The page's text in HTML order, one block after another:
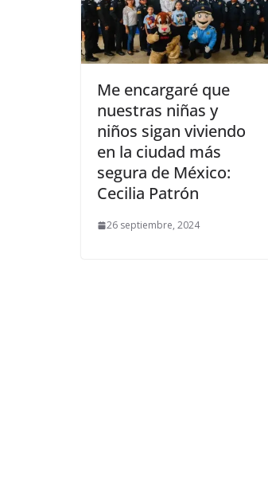
Me encargaré que
nuestras niñas y
niños sigan viviendo
en la ciudad más
segura de México:
Cecilia Patrón
26 septiembre, 2024